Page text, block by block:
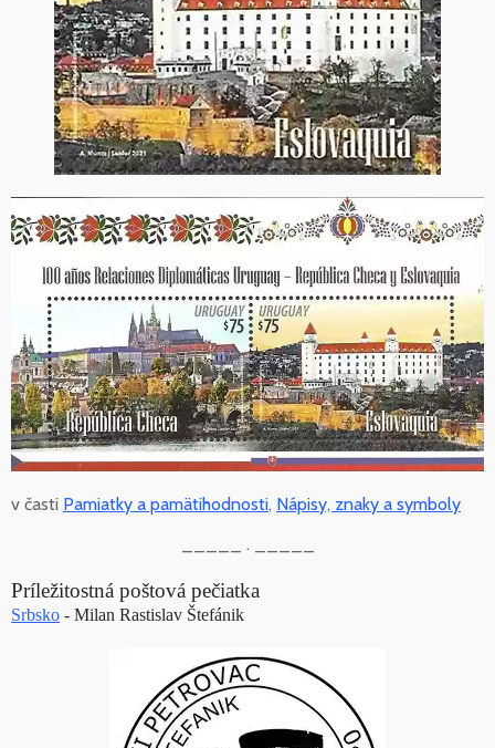
v časti Pamiatky a pamätihodnosti, Nápisy, znaky a symboly
_____ . _____
Príležitostná poštová pečiatka
Srbsko - Milan Rastislav Štefánik